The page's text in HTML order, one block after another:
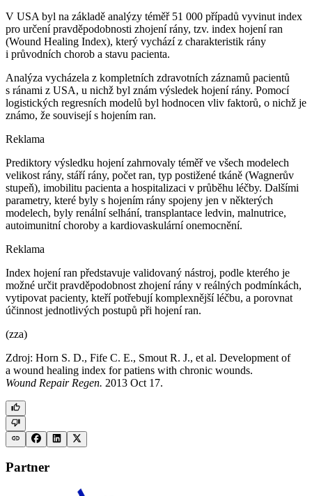
V USA byl na základě analýzy téměř 51 000 případů vyvinut index
pro určení pravděpodobnosti zhojení rány, tzv. index hojení ran
(Wound Healing Index), který vychází z charakteristik rány
i průvodních chorob a stavu pacienta.
Analýza vycházela z kompletních zdravotních záznamů pacientů
s ránami z USA, u nichž byl znám výsledek hojení rány. Pomocí
logistických regresních modelů byl hodnocen vliv faktorů, o nichž je
známo, že souvisejí s hojením ran.
Reklama
Prediktory výsledku hojení zahrnovaly téměř ve všech modelech
velikost rány, stáří rány, počet ran, typ postižené tkáně (Wagnerův
stupeň), imobilitu pacienta a hospitalizaci v průběhu léčby. Dalšími
parametry, které byly s hojením rány spojeny jen v některých
modelech, byly renální selhání, transplantace ledvin, malnutrice,
autoimunitní choroby a kardiovaskulární onemocnění.
Reklama
Index hojení ran představuje validovaný nástroj, podle kterého je
možné určit pravděpodobnost zhojení rány v reálných podmínkách,
vytipovat pacienty, kteří potřebují komplexnější léčbu, a porovnat
účinnost jednotlivých postupů při hojení ran.
(zza)
Zdroj: Horn S. D., Fife C. E., Smout R. J., et al. Development of
a wound healing index for patiens with chronic wounds.
Wound Repair Regen. 2013 Oct 17.
Partner